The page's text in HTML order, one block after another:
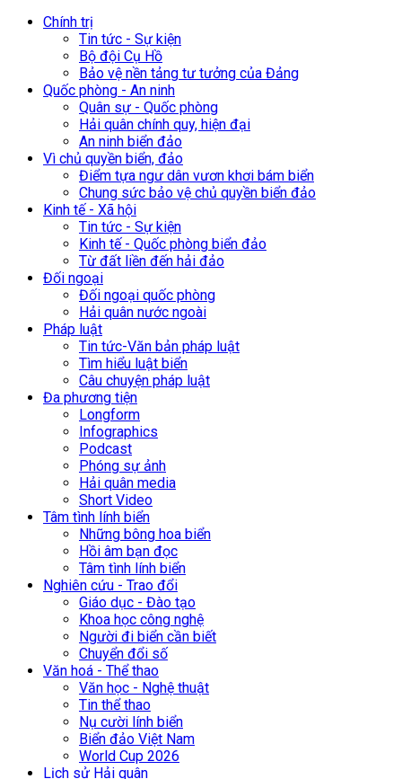
Chính trị
Tin tức - Sự kiện
Bộ đội Cụ Hồ
Bảo vệ nền tảng tư tưởng của Đảng
Quốc phòng - An ninh
Quân sự - Quốc phòng
Hải quân chính quy, hiện đại
An ninh biển đảo
Vì chủ quyền biển, đảo
Điểm tựa ngư dân vươn khơi bám biển
Chung sức bảo vệ chủ quyền biển đảo
Kinh tế - Xã hội
Tin tức - Sự kiện
Kinh tế - Quốc phòng biển đảo
Từ đất liền đến hải đảo
Đối ngoại
Đối ngoại quốc phòng
Hải quân nước ngoài
Pháp luật
Tin tức-Văn bản pháp luật
Tìm hiểu luật biển
Câu chuyện pháp luật
Đa phương tiện
Longform
Infographics
Podcast
Phóng sự ảnh
Hải quân media
Short Video
Tâm tình lính biển
Những bông hoa biển
Hồi âm bạn đọc
Tâm tình lính biển
Nghiên cứu - Trao đổi
Giáo dục - Đào tạo
Khoa học công nghệ
Người đi biển cần biết
Chuyển đổi số
Văn hoá - Thể thao
Văn học - Nghệ thuật
Tin thể thao
Nụ cười lính biển
Biển đảo Việt Nam
World Cup 2026
Lịch sử Hải quân